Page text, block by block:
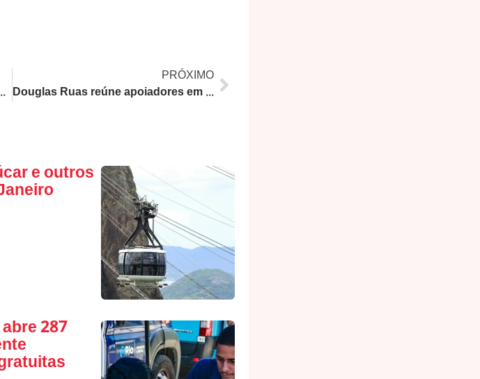
Nota Máxima para Sua Próxima Viagem
PRÓXIMO
Douglas Ruas reúne apoiadores em Nova Iguaçu e defende maior protagonismo feminino na política do RJ
e outros
287